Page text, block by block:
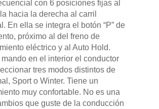
con 6 posiciones fijas al
hacia la derecha al carril
En ella se integra el botón “P” de
próximo al del freno de
eléctrico y al Auto Hold.
mando en el interior el conductor
tres modos distintos de
Sport o Winter. Tiene un
muy confortable. No es una
que guste de la conducción